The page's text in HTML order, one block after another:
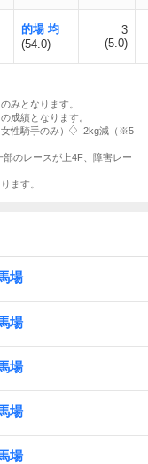
的場 均
(54.0)
3
(5.0)
みとなります。
成績となります。
性騎手のみ）
:2kg減（※5
のレースが上4F、障害レー
ます。
場
場
場
場
場